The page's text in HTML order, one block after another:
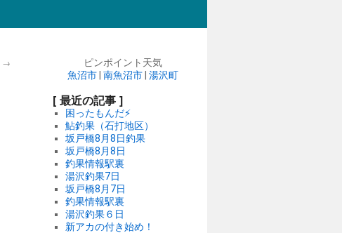
→
ピンポイント天気
魚沼市 南魚沼市 湯沢町
[ 最近の記事 ]
困ったもんだ⚡️
鮎釣果（石打地区）
坂戸橋8月8日釣果
坂戸橋8月8日
釣果情報駅裏
湯沢釣果7日
坂戸橋8月7日
釣果情報駅裏
湯沢釣果６日
新アカの付き始め！